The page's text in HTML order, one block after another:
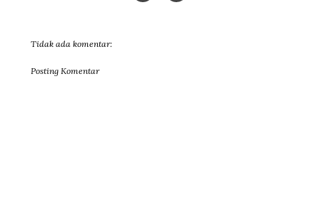
Tidak ada komentar:
Posting Komentar